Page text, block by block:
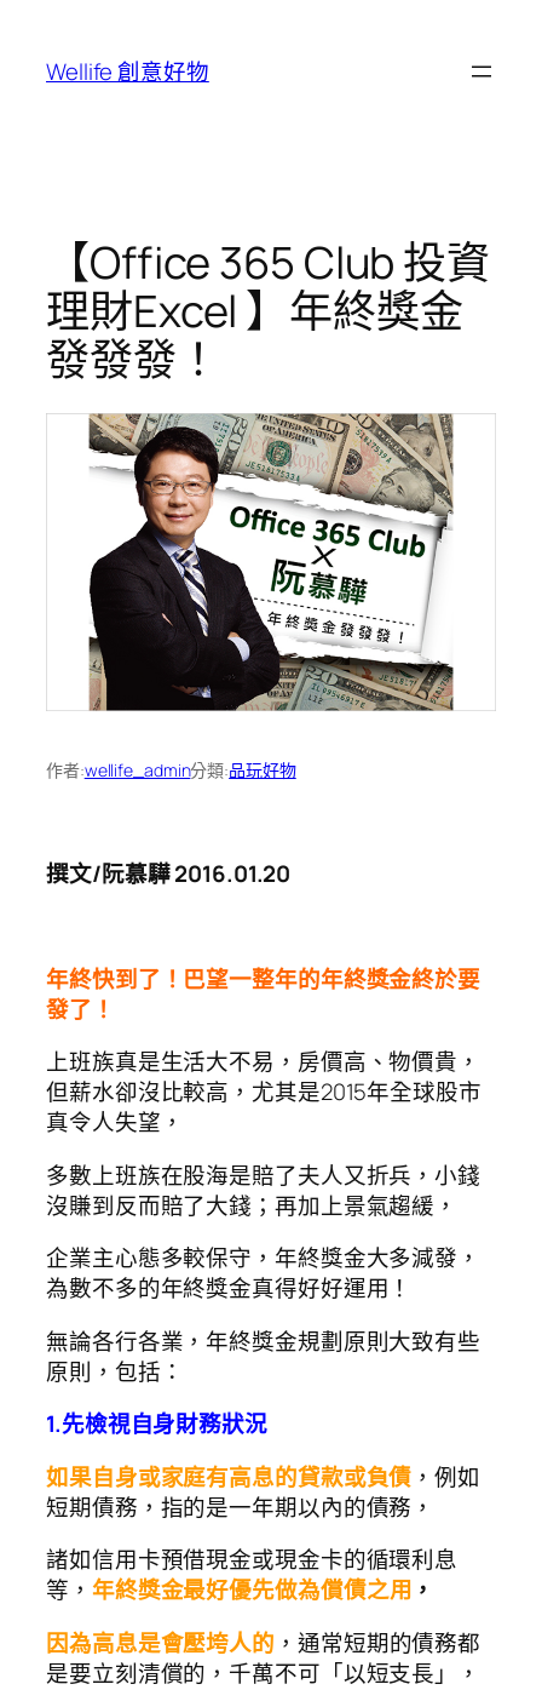
Wellife 創意好物
【Office 365 Club 投資
理財Excel 】年終獎金
發發發！
作者:wellife_admin分類:品玩好物
撰文/阮慕驊 2016.01.20
年終快到了！巴望一整年的年終獎金終於要
發了！
上班族真是生活大不易，房價高、物價貴，
但薪水卻沒比較高，尤其是2015年全球股市
真令人失望，
多數上班族在股海是賠了夫人又折兵，小錢
沒賺到反而賠了大錢；再加上景氣趨緩，
企業主心態多較保守，年終獎金大多減發，
為數不多的年終獎金真得好好運用！
無論各行各業，年終獎金規劃原則大致有些
原則，包括：
1.先檢視自身財務狀況
如果自身或家庭有高息的貸款或負債 ，例如
短期債務，指的是一年期以內的債務，
諸如信用卡預借現金或現金卡的循環利息
等， 年終獎金最好優先做為償債之用 ，
因為高息是會壓垮人的 ，通常短期的債務都
是要立刻清償的，千萬不可「以短支長」，